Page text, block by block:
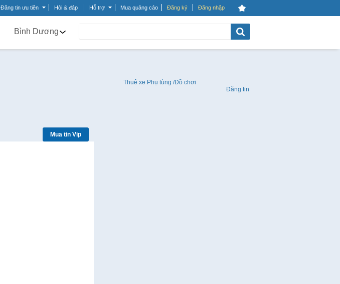
Đăng tin ưu tiên Hỏi & đáp Hỗ trợ Mua quảng cáo Đăng ký Đăng nhập
Bình Dương
Thuê xe Phụ tùng /Đồ chơi
Đăng tin
Mua tin Vip